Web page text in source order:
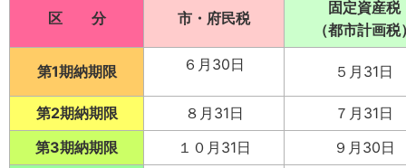
区 分 市・府民税
固定資産税
（都市計画税
第1期納期限 ６月30日 ５月31日
第2期納期限 ８月31日
７月31日
第3期納期限
１０月31日
９月30日